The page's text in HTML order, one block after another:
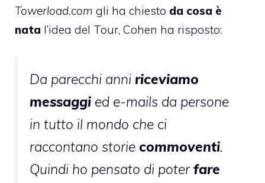
Towerload.com gli ha chiesto da cosa è
nata l’idea del Tour, Cohen ha risposto:
Da parecchi anni riceviamo
messaggi ed e-mails da persone
in tutto il mondo che ci
raccontano storie commoventi.
Quindi ho pensato di poterfare